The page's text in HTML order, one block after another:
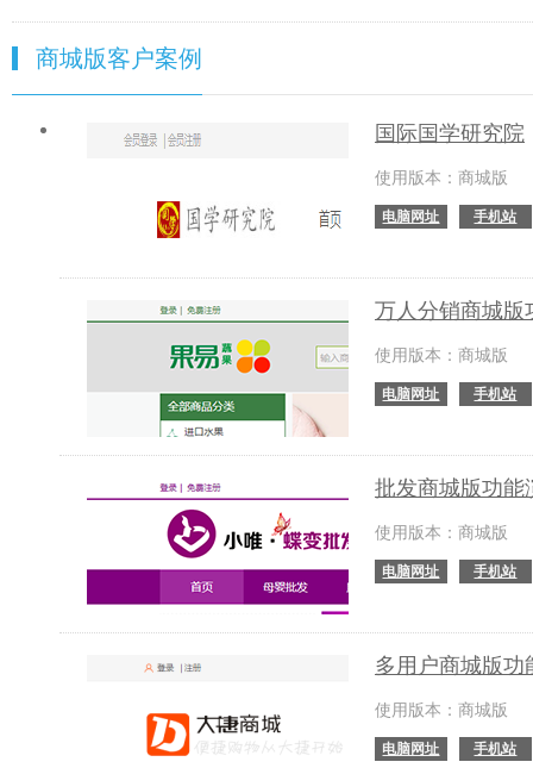
商城版客户案例
国际国学研究院
使用版本：商城版
电脑网址 手机站
万人分销商城版
使用版本：商城版
电脑网址 手机站
批发商城版功能
使用版本：商城版
电脑网址 手机站
多用户商城版功
使用版本：商城版
电脑网址 手机站